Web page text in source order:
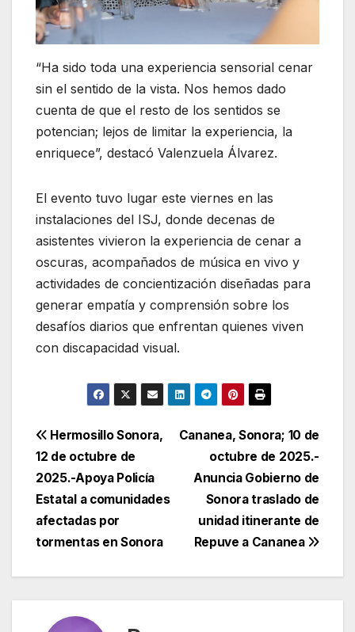
“Ha sido toda una experiencia sensorial cenar
sin el sentido de la vista. Nos hemos dado
cuenta de que el resto de los sentidos se
potencian; lejos de limitar la experiencia, la
enriquece”, destacó Valenzuela Álvarez.
El evento tuvo lugar este viernes en las
instalaciones del ISJ, donde decenas de
asistentes vivieron la experiencia de cenar a
oscuras, acompañados de música en vivo y
actividades de concientización diseñadas para
generar empatía y comprensión sobre los
desafíos diarios que enfrentan quienes viven
con discapacidad visual.
Navegación
de
entradas
Cananea, Sonora; 10 de
octubre de 2025.-
Anuncia Gobierno de
Sonora traslado de
unidad itinerante de
Repuve a Cananea
Hermosillo Sonora,
12 de octubre de
2025.-Apoya Policía
Estatal a comunidades
afectadas por
tormentas en Sonora